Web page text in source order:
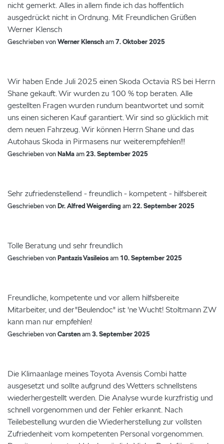
nicht gemerkt. Alles in allem finde ich das hoffentlich
ausgedrückt nicht in Ordnung. Mit Freundlichen Grüßen
Werner Klensch
Geschrieben vonWerner Klenscham7. Oktober 2025
Wir haben Ende Juli 2025 einen Skoda Octavia RS bei Herrn
Shane gekauft. Wir wurden zu 100 % top beraten. Alle
gestellten Fragen wurden rundum beantwortet und somit
uns einen sicheren Kauf garantiert. Wir sind so glücklich mit
dem neuen Fahrzeug. Wir können Herrn Shane und das
Autohaus Skoda in Pirmasens nur weiterempfehlen!!!
Geschrieben vonNaMaam23. September 2025
Sehr zufriedenstellend - freundlich - kompetent - hilfsbereit
Geschrieben vonDr. Alfred Weigerding am22. September 2025
Tolle Beratung und sehr freundlich
Geschrieben vonPantazis Vasileiosam 10. September 2025
Freundliche, kompetente und vor allem hilfsbereite
Mitarbeiter, und der"Beulendoc" ist 'ne Wucht! Stoltmann ZW
kann man nur empfehlen!
Geschrieben vonCarstenam3. September 2025
Die Klimaanlage meines Toyota Avensis Combi hatte
ausgesetzt und sollte aufgrund des Wetters schnellstens
wiederhergestellt werden. Die Analyse wurde kurzfristig und
schnell vorgenommen und der Fehler erkannt. Nach
Teilebestellung wurden die Wiederherstellung zur vollsten
Zufriedenheit vom kompetenten Personal vorgenommen.